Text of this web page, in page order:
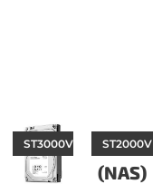
ST3000VN007
(NAS)